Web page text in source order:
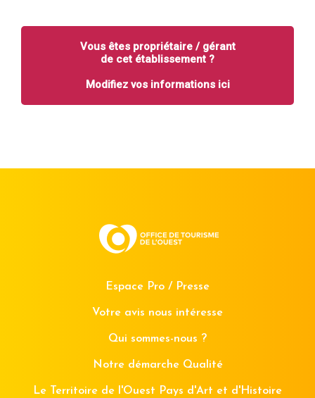
Vous êtes propriétaire / gérant
de cet établissement ?
Modifiez vos informations ici
Espace Pro / Presse
Votre avis nous intéresse
Qui sommes-nous ?
Notre démarche Qualité
Le Territoire de l'Ouest Pays d'Art et d'Histoire